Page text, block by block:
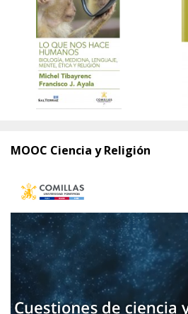
MOOC Ciencia y Religión